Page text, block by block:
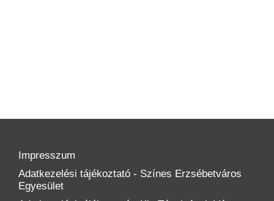
Impresszum
Adatkezelési tájékoztató - Színes Erzsébetváros
Egyesület